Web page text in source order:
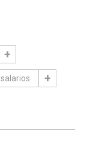
salarios